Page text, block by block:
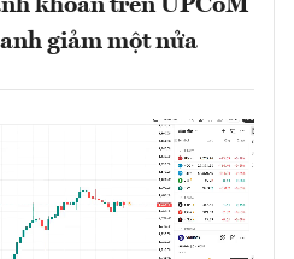
khoản trên UPCoM
giảm một nửa